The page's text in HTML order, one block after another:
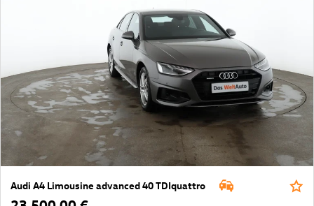
Audi A4 Limousine advanced 40 TDIquattro